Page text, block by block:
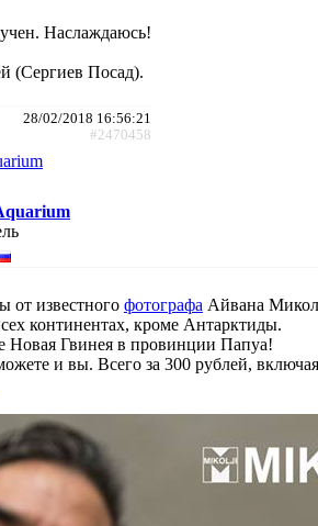
Наслаждаюсь!
(Сергиев Посад).
28/02/2018 16:56:21
#2470458
от известного фотографа Айвана
континентах, кроме Антарктиды.
Новая Гвинея в провинции Папуа!
и вы. Всего за 300 рублей,